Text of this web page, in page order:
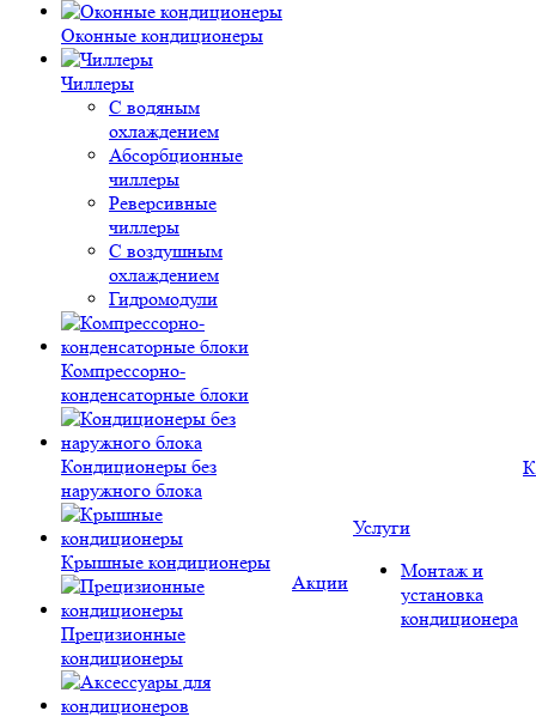
Оконные кондиционеры
Чиллеры
С водяным
охлаждением
Абсорбционные
чиллеры
Реверсивные
чиллеры
С воздушным
охлаждением
Гидромодули
Компрессорно-
конденсаторные блоки
Кондиционеры без
наружного блока
Крышные кондиционеры
Прецизионные
кондиционеры
Акции
Услуги
Монтаж и
установка
кондиционера